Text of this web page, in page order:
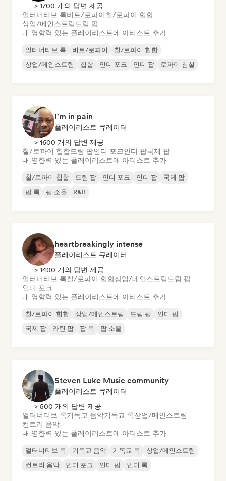
> 1700 개의 답변 제공
얼터너티브 록비트/로파이칠/로파이 힙합
상업/메인스트림 드림 팝
내 영향력 있는 플레이리스트에 아티스트 추가
얼터너티브 록 비트/로파이
칠/로파이 힙합
상업/메인스트림
힙합 인디 포크 인디 팝 로파이 침실
I'm in pain
플레이리스트 큐레이터
> 1600 개의 답변 제공
칠/로파이 힙합드림 팝인디 포크인디 팝국제 팝
내 영향력 있는 플레이리스트에 아티스트 추가
칠/로파이 힙합 드림 팝 인디 포크 인디 팝
국제 팝
팝 록
팝 소울 R&B
heartbreakingly intense
플레이리스트 큐레이터
> 1400 개의 답변 제공
얼터너티브 록칠/로파이 힙합상업/메인스트림 드림 팝
인디 포크
내 영향력 있는 플레이리스트에 아티스트 추가
칠/로파이 힙합 상업/메인스트림 드림 팝
인디 팝
국제 팝
라틴 팝 팝 록 팝 소울
Steven Luke Music community
플레이리스트 큐레이터
> 500 개의 답변 제공
얼터너티브 록기독교 음악기독교 록상업/메인스트림
컨트리 음악
내 영향력 있는 플레이리스트에 아티스트 추가
얼터너티브 록 기독교 음악 기독교 록
상업/메인스트림
컨트리 음악
인디 포크 인디 팝 인디 록